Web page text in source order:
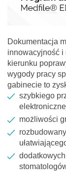
Dokumentacja
innowacyjność
kierunku
wygody pracy
gabinecie to
szybkiego
możliwości